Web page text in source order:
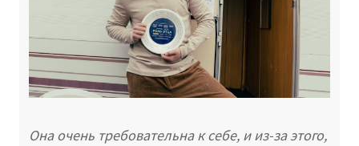
Она очень требовательна к себе, и из-за этого,